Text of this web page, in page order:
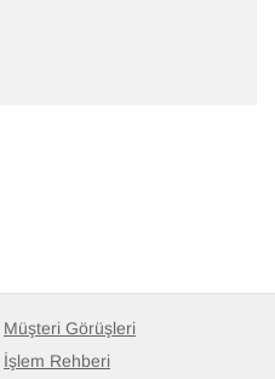
Müşteri Görüşleri
İşlem Rehberi